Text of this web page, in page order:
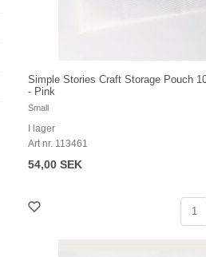
Simple Stories Craft Storage Pouch
- Pink
Small
I lager
Art nr. 113461
54,00 SEK